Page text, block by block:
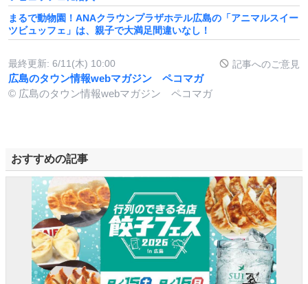
まるで動物園！ANAクラウンプラザホテル広島の「アニマルスイー
ツビュッフェ」は、親子で大満足間違いなし！
最終更新: 6/11(木) 10:00 記事へのご意見
広島のタウン情報webマガジン ペコマガ
© 広島のタウン情報webマガジン ペコマガ
おすすめの記事